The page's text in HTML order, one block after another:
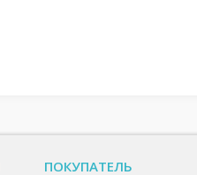
ПОКУПАТЕЛЬ